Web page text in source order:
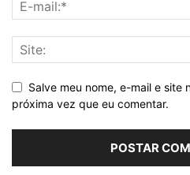
Salve meu nome, e-mail e site
próxima vez que eu comentar.